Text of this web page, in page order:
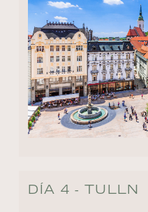
DÍA 4 - TULLN